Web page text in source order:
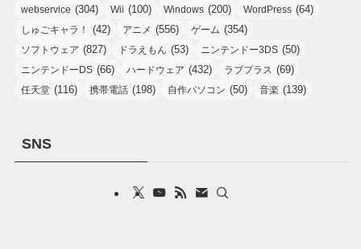
webservice (304) Wii (100) Windows (200) WordPress (64)
しゅごキャラ！ (42) アニメ (556) ゲーム (354)
ソフトウェア (827) ドラえもん (53) ニンテンドー3DS (50)
ニンテンドーDS (66) ハードウェア (432) ラブプラス (69)
任天堂 (116) 携帯電話 (198) 自作パソコン (50) 音楽 (139)
SNS